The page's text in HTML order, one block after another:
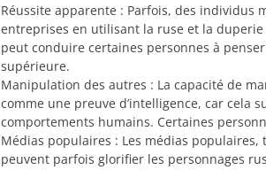
Réussite apparente : Parfois, des individus
entreprises en utilisant la ruse et la
peut conduire certaines personnes à
supérieure.
Manipulation des autres : La capacité de
comme une preuve d’intelligence, car cela
comportements humains. Certaines
Médias populaires : Les médias
peuvent parfois glorifier les personnages